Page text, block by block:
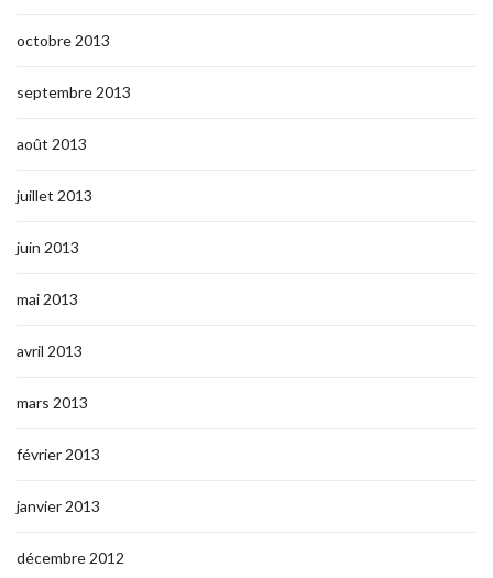
octobre 2013
septembre 2013
août 2013
juillet 2013
juin 2013
mai 2013
avril 2013
mars 2013
février 2013
janvier 2013
décembre 2012